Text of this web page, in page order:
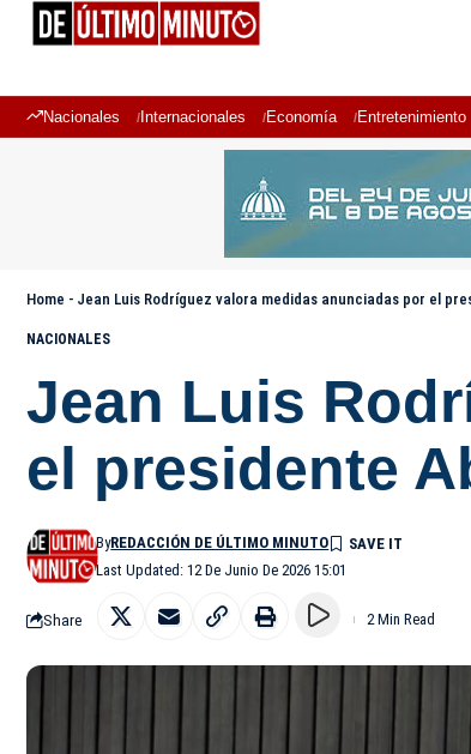
Nacionales Internacionales Economía Entretenimiento
Home - Jean Luis Rodríguez valora medidas anunciadas por el
NACIONALES
Jean Luis
el presidente
Last Updated: 12 De Junio De 2026 15:01
ByREDACCIÓN DE ÚLTIMO MINUTO
Share 2 Min Read